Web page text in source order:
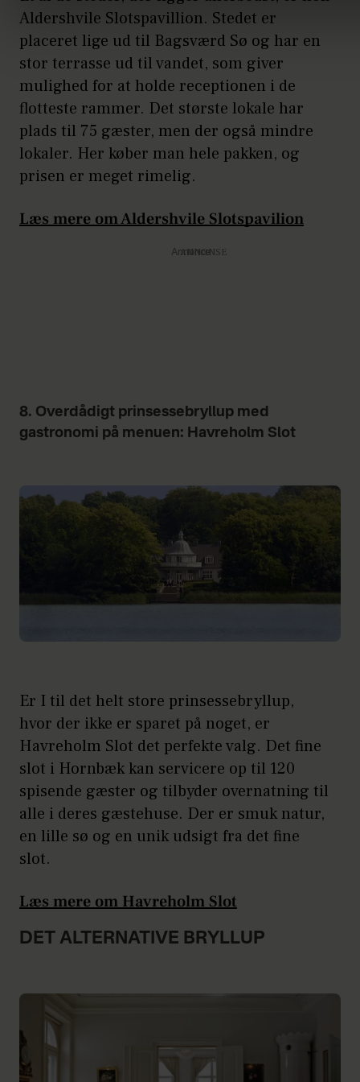
Aldershvile Slotspavillion. Stedet er
placeret lige ud til Bagsværd Sø og har en
stor terrasse ud til vandet, som giver
mulighed for at holde receptionen i de
flotteste rammer. Det største lokale har
plads til 75 gæster, men der også mindre
lokaler. Her køber man hele pakken, og
prisen er meget rimelig.
Læs mere om Aldershvile Slotspavilion
Annonce
8. Overdådigt prinsessebryllup med
gastronomi på menuen: Havreholm Slot
Er I til det helt store prinsessebryllup,
hvor der ikke er sparet på noget, er
Havreholm Slot det perfekte valg. Det fine
slot i Hornbæk kan servicere op til 120
spisende gæster og tilbyder overnatning til
alle i deres gæstehuse. Der er smuk natur,
en lille sø og en unik udsigt fra det fine
slot.
Læs mere om Havreholm Slot
DET ALTERNATIVE BRYLLUP